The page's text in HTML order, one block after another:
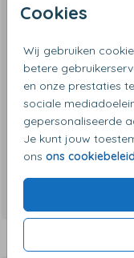
Cookies
Wij gebruiken
betere
en onze prestaties
sociale
gepersonaliseerde
Je kunt jouw
ons ons
Dit vind je